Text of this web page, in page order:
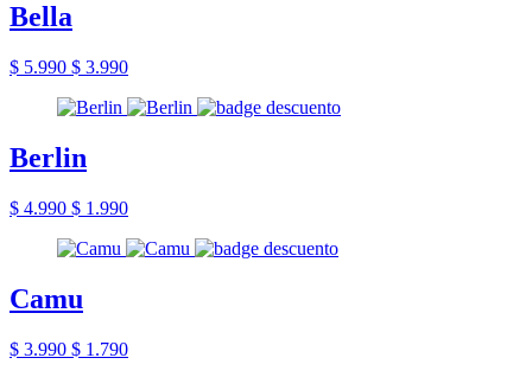
Bella
$ 5.990 $ 3.990
Berlin
$ 4.990 $ 1.990
Camu
$ 3.990 $ 1.790